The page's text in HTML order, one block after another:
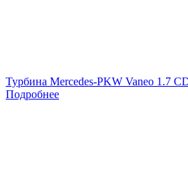
Турбина Mercedes-PKW Vaneo 1.7
Подробнее